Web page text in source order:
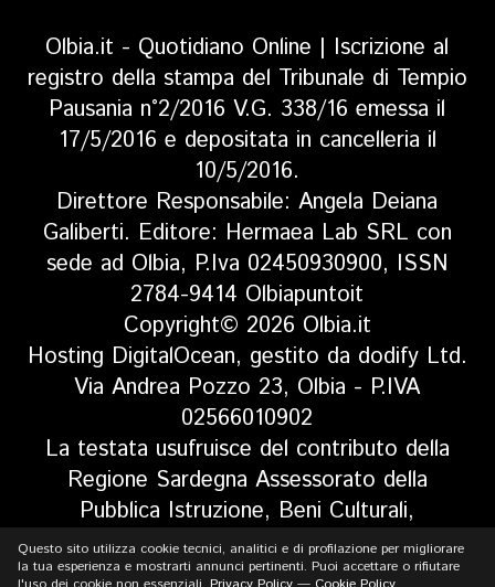
Olbia.it - Quotidiano Online | Iscrizione al
registro della stampa del Tribunale di Tempio
Pausania n°2/2016 V.G. 338/16 emessa il
17/5/2016 e depositata in cancelleria il
10/5/2016.
Direttore Responsabile: Angela Deiana
Galiberti. Editore: Hermaea Lab SRL con
sede ad Olbia, P.Iva 02450930900, ISSN
2784-9414 Olbiapuntoit
Copyright© 2026 Olbia.it
Hosting DigitalOcean, gestito da dodify Ltd.
Via Andrea Pozzo 23, Olbia - P.IVA
02566010902
La testata usufruisce del contributo della
Regione Sardegna Assessorato della
Pubblica Istruzione, Beni Culturali,
Informazione, Spettacolo e Sport. Legge
regionale 13 aprile 2017 n. 5, art 8 comma
Questo sito utilizza cookie tecnici, analitici e di profilazione per migliorare
la tua esperienza e mostrarti annunci pertinenti. Puoi accettare o rifiutare